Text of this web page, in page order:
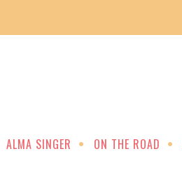
ALMA SINGER ON THE ROAD